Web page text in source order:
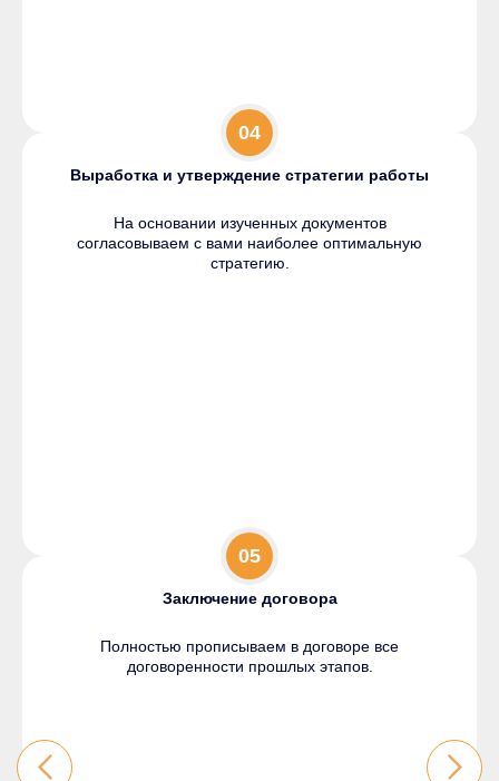
04
Выработка и утверждение стратегии работы
На основании изученных документов
согласовываем с вами наиболее оптимальную
стратегию.
05
Заключение договора
Полностью прописываем в договоре все
договоренности прошлых этапов.